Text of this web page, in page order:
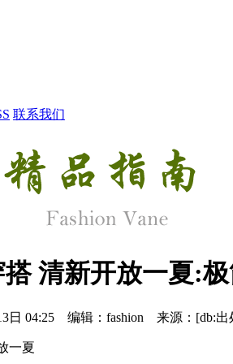
联系我们
清新开放一夏:
日 04:25 编辑：fashion 来源：[db:出
一夏